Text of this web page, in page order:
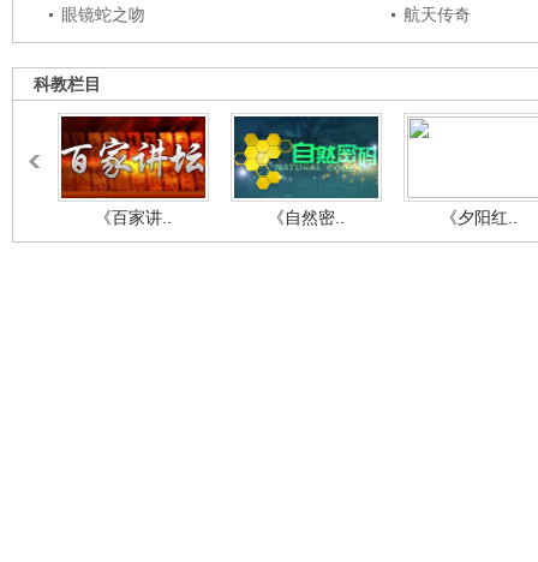
眼镜蛇之吻 航天传奇
科教栏目
《百家讲.. 《自然密.. 《夕阳红..